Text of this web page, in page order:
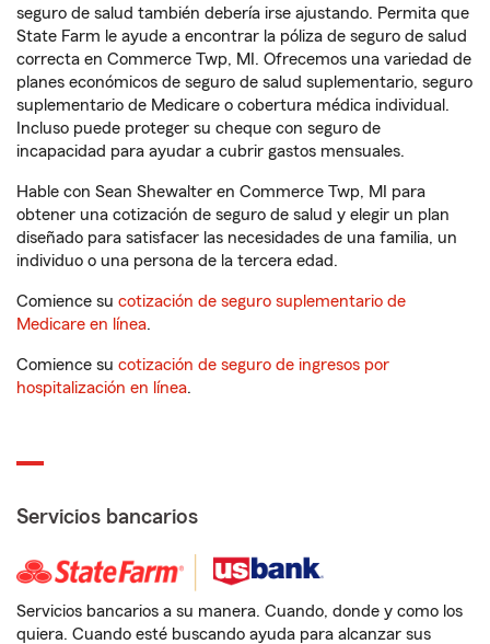
seguro de salud también debería irse ajustando. Permita que
State Farm le ayude a encontrar la póliza de seguro de salud
correcta en Commerce Twp, MI. Ofrecemos una variedad de
planes económicos de seguro de salud suplementario, seguro
suplementario de Medicare o cobertura médica individual.
Incluso puede proteger su cheque con seguro de
incapacidad para ayudar a cubrir gastos mensuales.
Hable con Sean Shewalter en Commerce Twp, MI para
obtener una cotización de seguro de salud y elegir un plan
diseñado para satisfacer las necesidades de una familia, un
individuo o una persona de la tercera edad.
Comience su cotización de seguro suplementario de
Medicare en línea.
Comience su cotización de seguro de ingresos por
hospitalización en línea.
Servicios bancarios
Servicios bancarios a su manera. Cuando, donde y como los
quiera. Cuando esté buscando ayuda para alcanzar sus